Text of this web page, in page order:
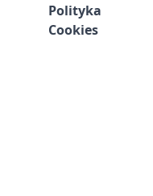
Polityka
Cookies